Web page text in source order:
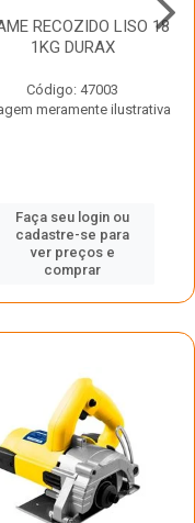
RECOZIDO LISO 18
1KG DURAX
Código: 47003
meramente ilustrativa
Faça seu login ou
cadastre-se para
ver preços e
comprar